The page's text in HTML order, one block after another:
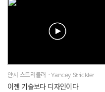
얀시 스트리클러ㆍYancey Strickler
이젠 기술보다 디자인이다